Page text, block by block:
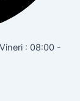
: 08:00 -